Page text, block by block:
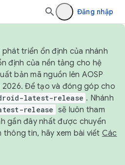
Đăng nhập
triển ổn định của nhánh
định của nền tảng cho hệ
bản mã nguồn lên AOSP
2026. Để tạo và đóng góp cho
latest-release . Nhánh
release sẽ luôn tham
gần đây nhất được chuyển
thông tin, hãy xem bài viết Các